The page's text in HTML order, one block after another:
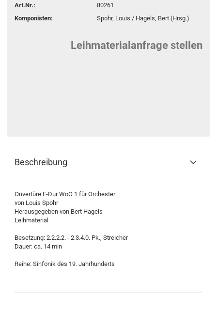
Art.Nr.:
80261
Komponisten:
Spohr, Louis / Hagels, Bert (Hrsg.)
Leihmaterialanfrage stellen
Beschreibung
Ouvertüre F-Dur WoO 1 für Orchester
von Louis Spohr
Herausgegeben von Bert Hagels
Leihmaterial
Besetzung: 2.2.2.2. - 2.3.4.0. Pk., Streicher
Dauer: ca. 14 min
Reihe: Sinfonik des 19. Jahrhunderts